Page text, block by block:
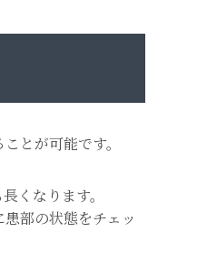
とが可能です。
くなります。
部の状態をチェッ